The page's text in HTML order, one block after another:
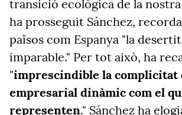
transició ecològica de la
ha prosseguit Sánchez,
països com Espanya "la
imparable." Per tot això, ha
"imprescindible la complicitat
empresarial dinàmic com el
representen." Sánchez ha